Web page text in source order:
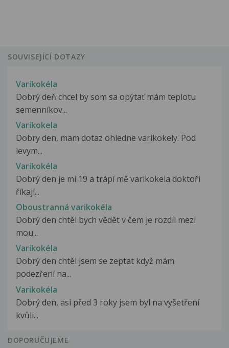
SOUVISEJÍCÍ DOTAZY
Varikokéla
Dobrý deň chcel by som sa opýtať mám teplotu
semenníkov...
Varikokela
Dobry den, mam dotaz ohledne varikokely. Pod
levym...
Varikokéla
Dobrý den je mi 19 a trápí mě varikokela doktoři
říkají...
Oboustranná varikokéla
Dobrý den chtěl bych vědět v čem je rozdíl mezi
mou...
Varikokéla
Dobrý den chtěl jsem se zeptat když mám
podezření na...
Varikokéla
Dobrý den, asi před 3 roky jsem byl na vyšetření
kvůli...
DOPORUČUJEME